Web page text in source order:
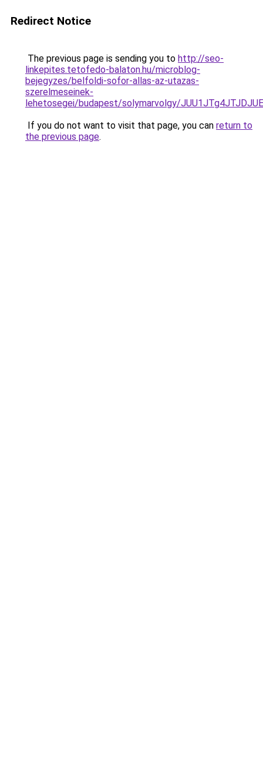
Redirect Notice
The previous page is sending you to http://seo-
linkepites.tetofedo-balaton.hu/microblog-
bejegyzes/belfoldi-sofor-allas-az-utazas-
szerelmeseinek-
lehetosegei/budapest/solymarvolgy/
If you do not want to visit that page, you can return to
the previous page.